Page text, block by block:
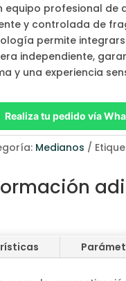
equipo profesional
y controlada de
permite
independiente,
y una experiencia
Realiza tu pedido vía
Medianos